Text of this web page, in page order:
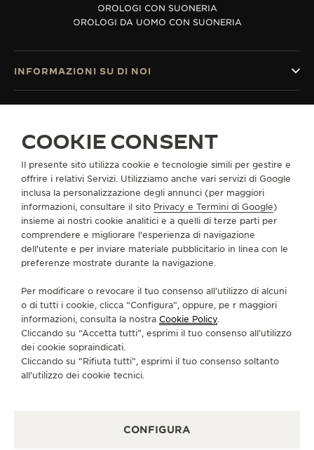
OROLOGI CON SUONERIA
OROLOGI DA UOMO CON SUONERIA
CI SEGUA
VAI ALLA PAGINA INSTAGRAM DI JAEGER-
VAI ALLA PAGINA LINKEDIN DI JAEGER-
VAI ALLA PAGINA FACEBOOK DI
VAI ALLA PAGINA YOUTUBE
VAI ALLA PAGINA
VAI ALLA PAGINA
ISCRIVERSI ALLA NEWSLETTER
INFORMAZIONI SU DI NOI
CONTATTI
STAMPA
POLICY SULLA PRIVACY
CONDIZIONI DI VENDITA
MODULO DI RECESSO
COPYRIGHT JAEGER-LECOULTRE 2026
COOKIE CONSENT
Il presente sito utilizza cookie e tecnologie simili per gestire e
offrire i relativi Servizi. Utilizziamo anche vari servizi di Google
inclusa la personalizzazione degli annunci (per maggiori
informazioni, consultare il sito Privacy e Termini di Google)
insieme ai nostri cookie analitici e a quelli di terze parti per
comprendere e migliorare l'esperienza di navigazione
dell'utente e per inviare materiale pubblicitario in linea con le
preferenze mostrate durante la navigazione.
Per modificare o revocare il tuo consenso all’utilizzo di alcuni
o di tutti i cookie, clicca “Configura”, oppure, pe r maggiori
informazioni, consulta la nostra Cookie Policy.
Cliccando su “Accetta tutti”, esprimi il tuo consenso all’utilizzo
dei cookie sopraindicati.
Cliccando su “Rifiuta tutti”, esprimi il tuo consenso soltanto
all’utilizzo dei cookie tecnici.
CONFIGURA